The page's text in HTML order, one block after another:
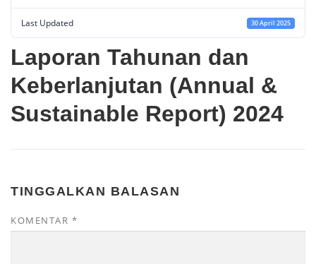
Last Updated 30 April 2025
Laporan Tahunan dan
Keberlanjutan (Annual &
Sustainable Report) 2024
TINGGALKAN BALASAN
KOMENTAR *